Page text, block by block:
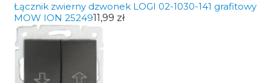
Łącznik zwierny dzwonek LOGI 02-1030-141 grafitowy
MOW ION 2524911,99 zł